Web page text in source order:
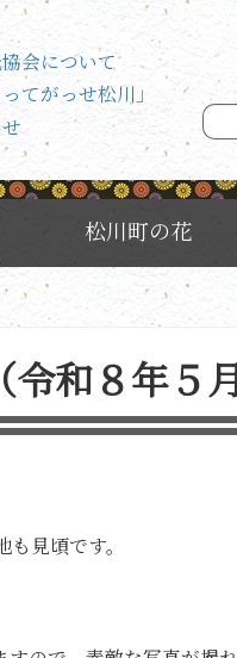
会について
てがっせ松川」
松川町の花
令和８年５
見頃です。